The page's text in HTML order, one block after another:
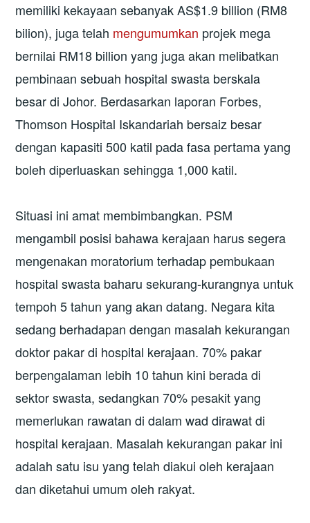
memiliki kekayaan sebanyak AS$1.9 billion (RM8
bilion), juga telah mengumumkan projek mega
bernilai RM18 billion yang juga akan melibatkan
pembinaan sebuah hospital swasta berskala
besar di Johor. Berdasarkan laporan Forbes,
Thomson Hospital Iskandariah bersaiz besar
dengan kapasiti 500 katil pada fasa pertama yang
boleh diperluaskan sehingga 1,000 katil.
Situasi ini amat membimbangkan. PSM
mengambil posisi bahawa kerajaan harus segera
mengenakan moratorium terhadap pembukaan
hospital swasta baharu sekurang-kurangnya untuk
tempoh 5 tahun yang akan datang. Negara kita
sedang berhadapan dengan masalah kekurangan
doktor pakar di hospital kerajaan. 70% pakar
berpengalaman lebih 10 tahun kini berada di
sektor swasta, sedangkan 70% pesakit yang
memerlukan rawatan di dalam wad dirawat di
hospital kerajaan. Masalah kekurangan pakar ini
adalah satu isu yang telah diakui oleh kerajaan
dan diketahui umum oleh rakyat.